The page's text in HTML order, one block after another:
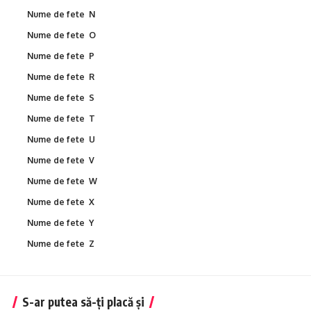
Nume de fete N
Nume de fete O
Nume de fete P
Nume de fete R
Nume de fete S
Nume de fete T
Nume de fete U
Nume de fete V
Nume de fete W
Nume de fete X
Nume de fete Y
Nume de fete Z
S-ar putea să-ți placă și